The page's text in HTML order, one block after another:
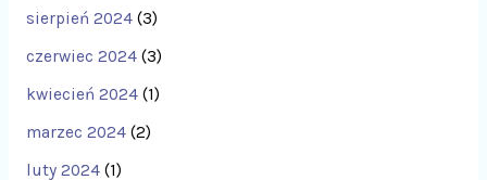
sierpień 2024(3)
czerwiec 2024(3)
kwiecień 2024(1)
marzec 2024(2)
luty 2024(1)